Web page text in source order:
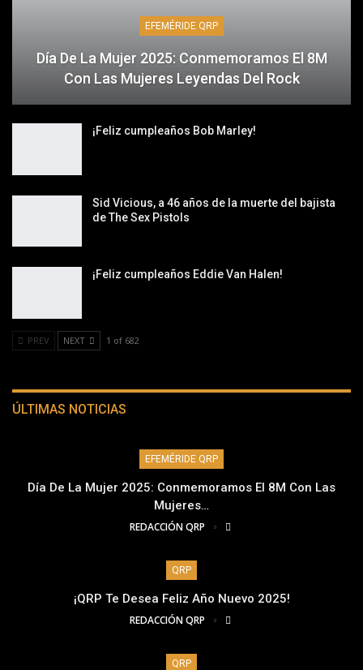
EFEMÉRIDE QRP
Día De La Mujer 2025: Conmemoramos El 8M
Con Las Mujeres Leyendas Del Rock
¡Feliz cumpleaños Bob Marley!
Sid Vicious, a 46 años de la muerte del bajista
de The Sex Pistols
¡Feliz cumpleaños Eddie Van Halen!
PREV NEXT 1 of 682
ÚLTIMAS NOTICIAS
EFEMÉRIDE QRP
Día De La Mujer 2025: Conmemoramos El 8M Con Las
Mujeres…
REDACCIÓN QRP
QRP
¡QRP Te Desea Feliz Año Nuevo 2025!
REDACCIÓN QRP
QRP